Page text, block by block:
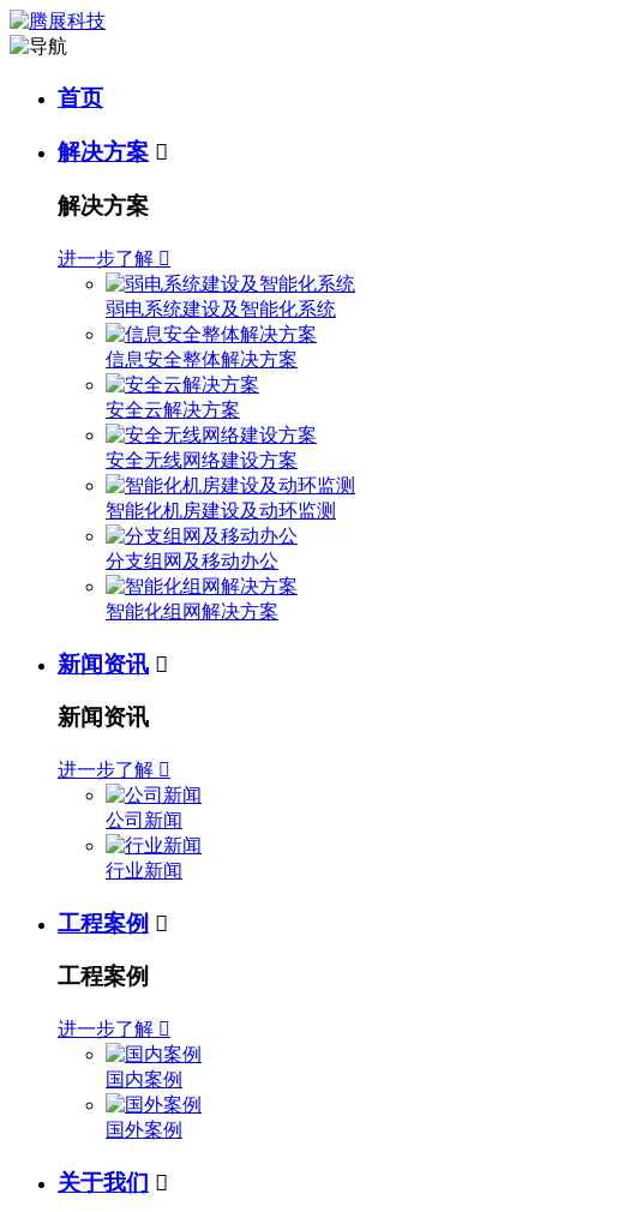
首页
解决方案 
解决方案
进一步了解 
弱电系统建设及智能化系统
信息安全整体解决方案
安全云解决方案
安全无线网络建设方案
智能化机房建设及动环监测
分支组网及移动办公
智能化组网解决方案
新闻资讯 
新闻资讯
进一步了解 
公司新闻
行业新闻
工程案例 
工程案例
进一步了解 
国内案例
国外案例
关于我们 